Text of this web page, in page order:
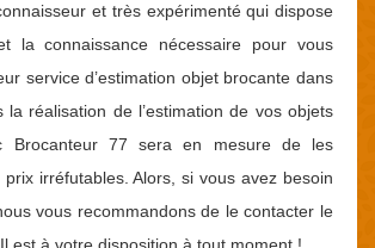
et très expérimenté qui dispose
la connaissance nécessaire pour vous
service d’estimation objet brocante dans
la réalisation de l’estimation de vos objets
Brocanteur 77 sera en mesure de les
irréfutables. Alors, si vous avez besoin
vous recommandons de le contacter le